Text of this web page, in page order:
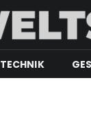
TECHNIK